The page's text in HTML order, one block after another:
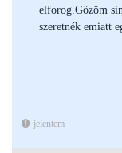
elforog.Gőzöm
szeretnék emiatt
jelentem